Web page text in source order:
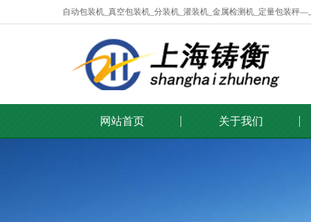
自动包装机_真空包装机_分装机_灌装机_金属检测机_定量包装秤
网站首页 关于我们